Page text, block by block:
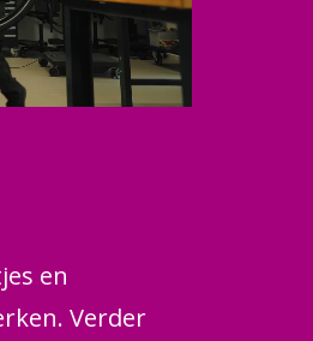
en
Verder